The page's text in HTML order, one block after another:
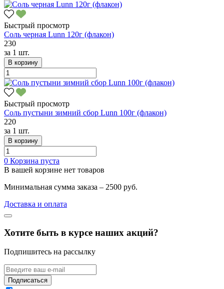
Быстрый просмотр
Соль черная Lunn 120г (флакон)
230
за 1 шт.
В корзину
Быстрый просмотр
Соль пустыни зимний сбор Lunn 100г (флакон)
220
за 1 шт.
В корзину
0 Корзина пуста
В вашей корзине нет товаров
Минимальная сумма заказа – 2500 руб.
Доставка и оплата
Хотите быть в курсе наших акций?
Подпишитесь на рассылку
Подписаться